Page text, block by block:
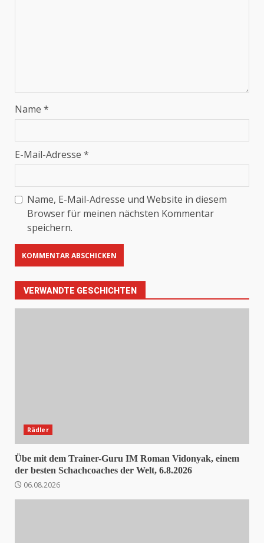
Name *
E-Mail-Adresse *
Name, E-Mail-Adresse und Website in diesem
Browser für meinen nächsten Kommentar
speichern.
VERWANDTE GESCHICHTEN
Rädler
Übe mit dem Trainer-Guru IM Roman Vidonyak, einem
der besten Schachcoaches der Welt, 6.8.2026
06.08.2026